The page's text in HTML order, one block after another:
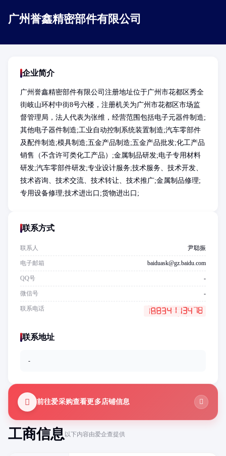
广州誉鑫精密部件有限公司
工商信息以下内容由爱企查提供
企业简介
广州誉鑫精密部件有限公司注册地址位于广州市花都区秀全
街岐山环村中街8号六楼，注册机关为广州市花都区市场监
督管理局，法人代表为张维，经营范围包括电子元器件制造;
其他电子器件制造;工业自动控制系统装置制造;汽车零部件
及配件制造;模具制造;五金产品制造;五金产品批发;化工产品
销售（不含许可类化工产品）;金属制品研发;电子专用材料
研发;汽车零部件研发;专业设计服务;技术服务、技术开发、
技术咨询、技术交流、技术转让、技术推广;金属制品修理;
专用设备修理;技术进出口;货物进出口;
联系方式
联系人 尹聪振
电子邮箱 baiduask@gz.baidu.com
QQ号 -
微信号 -
联系电话
联系地址
-
前往爱采购查看更多店铺信息